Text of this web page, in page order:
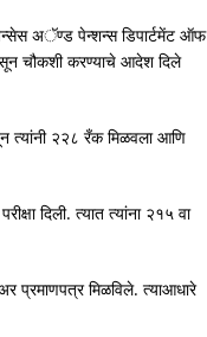
अॅण्ड पेन्शन्स डिपार्टमेंट ऑफ
चौकशी करण्याचे आदेश दिले
त्यांनी २२८ रँक मिळवला आणि
दिली. त्यात त्यांना २१५ वा
प्रमाणपत्र मिळविले. त्याआधारे